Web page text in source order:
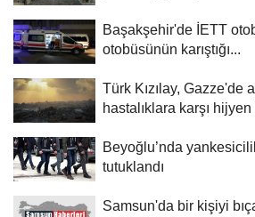
Başakşehir'de İETT
otobüsünün karıştığı...
Türk Kızılay, Gazze'de
hastalıklara karşı hijyen
Beyoğlu’nda
tutuklandı
Samsun'da bir kişiyi